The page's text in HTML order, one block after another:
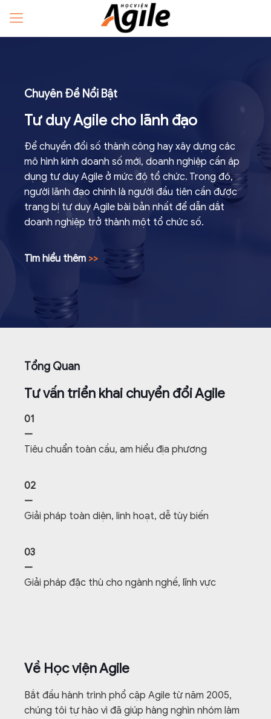
Chuyên Đề Nổi Bật
Tư duy Agile cho lãnh đạo
Để chuyển đổi số thành công hay xây dựng các
mô hình kinh doanh số mới, doanh nghiệp cần áp
dụng tư duy Agile ở mức độ tổ chức. Trong đó,
người lãnh đạo chính là người đầu tiên cần được
trang bị tư duy Agile bài bản nhất để dẫn dắt
doanh nghiệp trở thành một tổ chức số.
Tìm hiểu thêm >>
Tổng Quan
Tư vấn triển khai chuyển đổi Agile
01
—
Tiêu chuẩn toàn cầu, am hiểu địa phương
02
—
Giải pháp toàn diện, linh hoạt, dễ tùy biến
03
—
Giải pháp đặc thù cho ngành nghề, lĩnh vực
Về Học viện Agile
Bắt đầu hành trình phổ cập Agile từ năm 2005,
chúng tôi tự hào vì đã giúp hàng nghìn nhóm làm